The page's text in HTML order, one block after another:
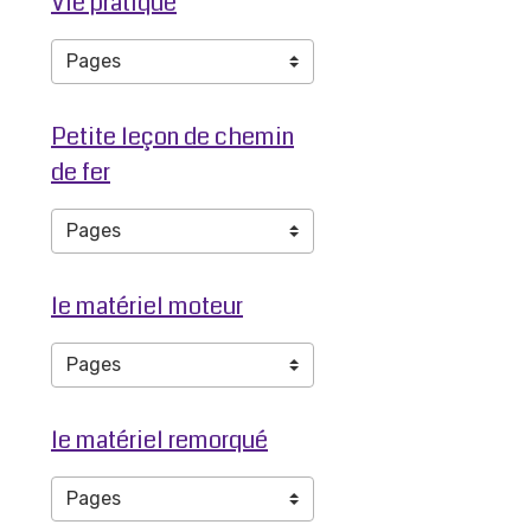
Petite leçon de chemin
de fer
le matériel moteur
le matériel remorqué